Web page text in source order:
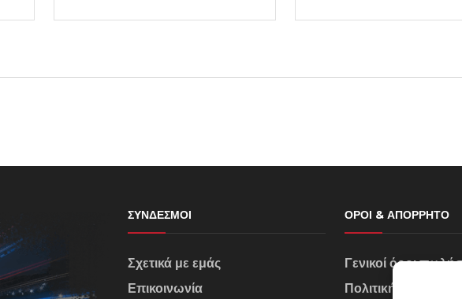
ΣΎΝΔΕΣΜΟΙ
Σχετικά με εμάς
Επικοινωνία
ΌΡΟΙ & ΑΠΌΡΡΗΤΟ
Γενικοί όροι
Πολιτική Απορρήτου